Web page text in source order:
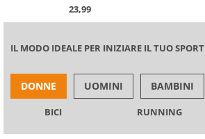
23,99
IL MODO IDEALE PER INIZIARE IL TUO SPORT
DONNE UOMINI BAMBINI
BICI RUNNING